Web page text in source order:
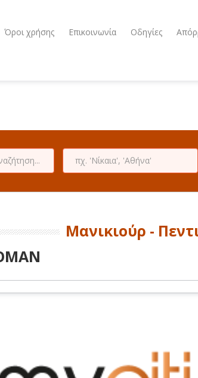
Όροι χρήσης Επικοινωνία Οδηγίες
Μανικιούρ -